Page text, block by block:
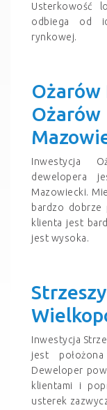
Usterkowość
odbiega od
rynkowej.
Ożarów
Ożarów
Inwestycja
dewelopera
Mazowiecki.
bardzo dobrze
klienta jest
jest wysoka.
Inwestycja
jest
Deweloper
klientami i
usterek